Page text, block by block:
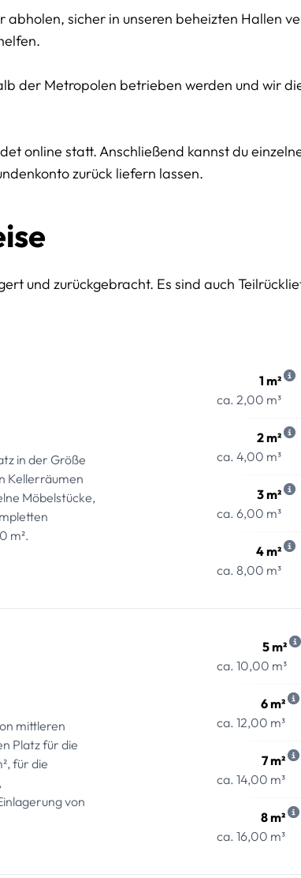
sicher in unseren beheizten Hallen
der Metropolen betrieben werden und wir
online statt. Anschließend kannst du
zurück liefern lassen.
und zurückgebracht. Es sind auch
in der Größe
Kellerräumen
Möbelstücke,
m².
1 m²
ca. 2,00 m³
2 m²
ca. 4,00 m³
3 m²
ca. 6,00 m³
4 m²
ca. 8,00 m³
mittleren
Platz für die
für die
von
5 m²
ca. 10,00 m³
6 m²
ca. 12,00 m³
7 m²
ca. 14,00 m³
8 m²
ca. 16,00 m³